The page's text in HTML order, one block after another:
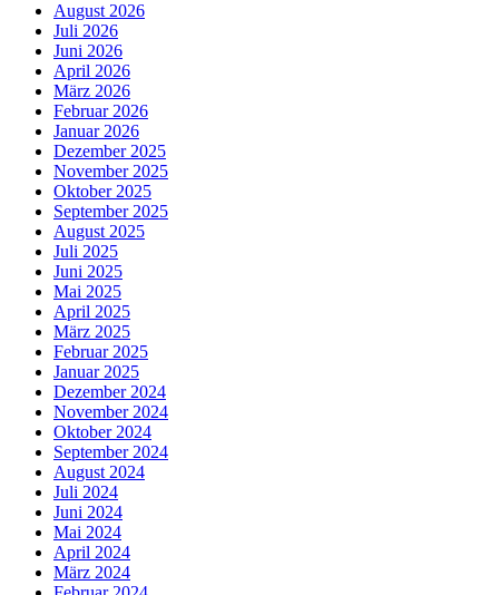
August 2026
Juli 2026
Juni 2026
April 2026
März 2026
Februar 2026
Januar 2026
Dezember 2025
November 2025
Oktober 2025
September 2025
August 2025
Juli 2025
Juni 2025
Mai 2025
April 2025
März 2025
Februar 2025
Januar 2025
Dezember 2024
November 2024
Oktober 2024
September 2024
August 2024
Juli 2024
Juni 2024
Mai 2024
April 2024
März 2024